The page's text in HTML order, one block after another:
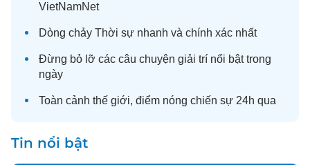
VietNamNet
Dòng chảy Thời sự nhanh và chính xác nhất
Đừng bỏ lỡ các câu chuyện giải trí nổi bật trong
ngày
Toàn cảnh thế giới, điểm nóng chiến sự 24h qua
Tin nổi bật